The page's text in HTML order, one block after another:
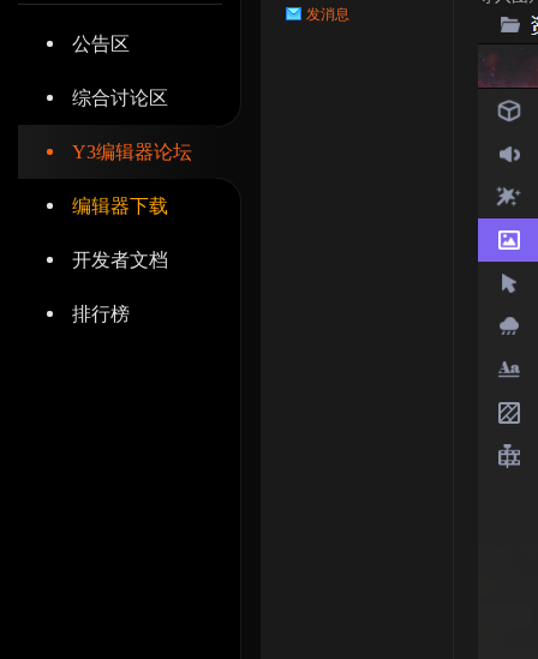
公告区
综合讨论区
Y3编辑器论坛
编辑器下载
开发者文档
排行榜
发消息